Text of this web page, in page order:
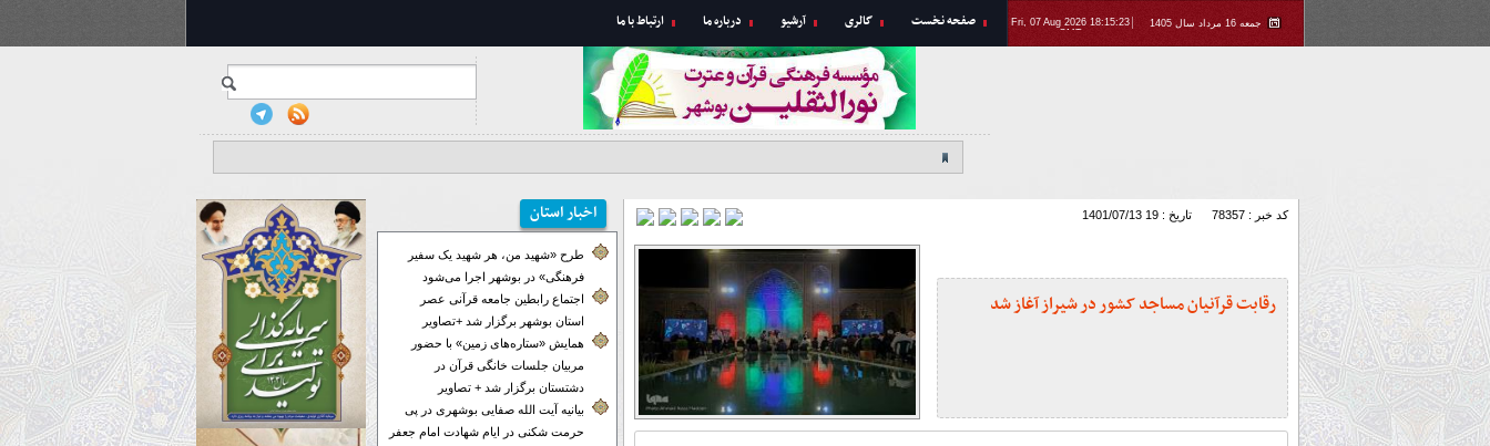
جمعه 16 مرداد سال 1405
Fri, 07 Aug 2026 18:15:23
GMT
صفحه نخست گالری آرشیو درباره ما ارتباط با ما
کد خبر : 78357 تاریخ : 1401/07/13 19
رقابت قرآنیان مساجد کشور در شیراز آغاز شد
اخبار استان
طرح «شهید من، هر شهید یک سفیر
فرهنگی» در بوشهر اجرا می‌شود
اجتماع رابطین جامعه قرآنی عصر
استان بوشهر برگزار شد +تصاویر
همایش «ستاره‌های زمین» با حضور
مربیان جلسات خانگی قرآن در
دشتستان برگزار شد + تصاویر
بیانیه آیت الله صفایی بوشهری در پی
حرمت شکنی در ایام شهادت امام جعفر